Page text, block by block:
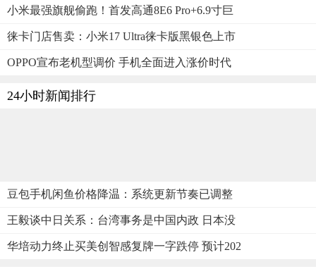
小米最强旗舰偷跑！首发高通8E6 Pro+6.9寸巨
徕卡门店售卖：小米17 Ultra徕卡版黑银色上市
OPPO宣布老机型调价 手机全面进入涨价时代
24小时新闻排行
豆包手机闲鱼价格降温：系统更新节奏已调整
王毅谈中日关系：台湾事务是中国内政 日本没
华培动力终止买美创智感复牌一字跌停 预计202